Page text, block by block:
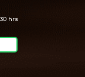
hrs